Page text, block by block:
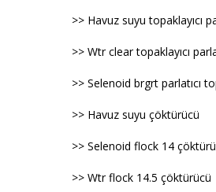
>> Havuz suyu topaklayıcı
>> Wtr clear topaklayıcı
>> Selenoid brgrt parlatıcı
>> Havuz suyu çöktürücü
>> Selenoid flock 14
>> Wtr flock 14.5 çöktürücü